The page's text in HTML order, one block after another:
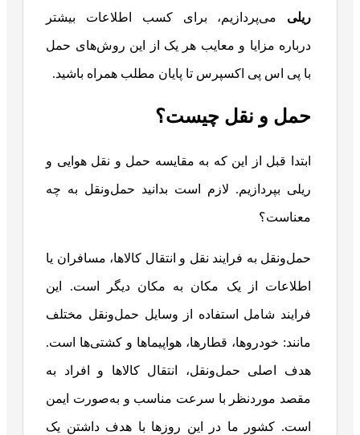
ریلی می‌پردازیم، برای کسب اطلاعات بیشتر
درباره مزایا و معایب هر یک از این روش‌های حمل
با پی اس پی اکسپرس تا پایان مطلب همراه باشید.
حمل‌ و نقل چیست؟
ابتدا قبل از این که به مقایسه حمل و نقل هوایی و
ریلی بپردازیم. لازم است بدانید حمل‌ونقل به چه
معناست؟
حمل‌ونقل به فرایند نقل‌ و انتقال کالاها، مسافران یا
اطلاعات از یک مکان به مکان دیگر است. این
فرایند شامل استفاده از وسایل حمل‌ونقل مختلف
مانند: خودروها، قطارها، هواپیماها و کشتی‌ها است.
هدف اصلی حمل‌ونقل، انتقال کالاها و افراد به
مقصد موردنظر با سرعت مناسب و به‌صورت ایمن
است. کشور ما در این روزها با هدف داشتن یک